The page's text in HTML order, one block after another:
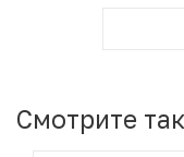
Смотрите